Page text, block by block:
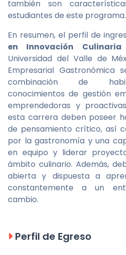
también son
estudiantes de este programa.
En resumen, el perfil de
en Innovación
Universidad del Valle de
Empresarial Gastronómica
combinación de
conocimientos de gestión
emprendedoras y
esta carrera deben poseer
de pensamiento crítico, así
por la gastronomía y una
en equipo y liderar
ámbito culinario. Además,
abierta y dispuesta a
constantemente a un
cambio.
Perfil de Egreso